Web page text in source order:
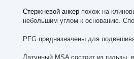
Стержневой анкер похож на
небольшим углом к основанию.
PFG предназначены для
Латунный MSA состоит из гильзы,